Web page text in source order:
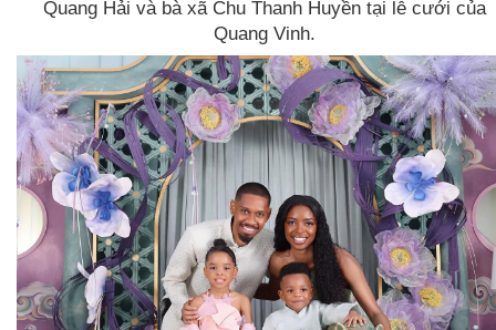
Quang Hải và bà xã Chu Thanh Huyền tại lễ cưới của
Quang Vinh.